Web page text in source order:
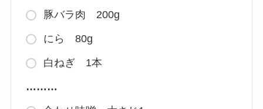
豚バラ肉 200g
にら 80g
白ねぎ 1本
………